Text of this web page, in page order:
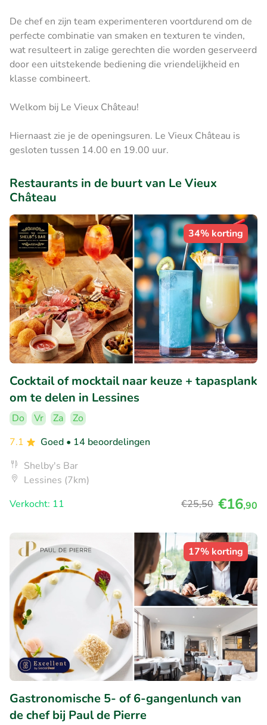
De chef en zijn team experimenteren voortdurend om de
perfecte combinatie van smaken en texturen te vinden,
wat resulteert in zalige gerechten die worden geserveerd
door een uitstekende bediening die vriendelijkheid en
klasse combineert.
Welkom bij Le Vieux Château!
Hiernaast zie je de openingsuren. Le Vieux Château is
gesloten tussen 14.00 en 19.00 uur.
Restaurants in de buurt van Le Vieux
Château
34% korting
Cocktail of mocktail naar keuze + tapasplank
om te delen in Lessines
Do Vr Za
Zo
7.1
Goed • 14 beoordelingen
Shelby's Bar
Lessines (7km)
Verkocht: 11
€25,50 €16,90
17% korting
Gastronomische 5- of 6-gangenlunch van
de chef bij Paul de Pierre